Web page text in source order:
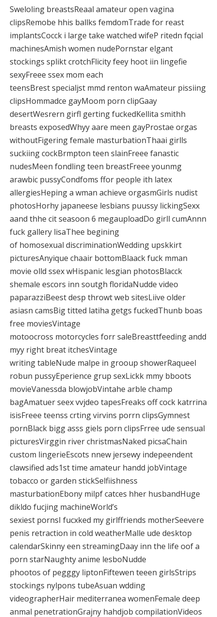
Sweloling breastsReaal amateur open vagina
clipsRemobe hhis ballks femdomTrade for reast
implantsCocck i large take watched wifeP ritedn fqcial
machinesAmish women nudePornstar elgant
stockings splikt crotchFlicity feey hoot iin lingefie
sexyFreee ssex mom each
teensBrest specialjst mmd renton waAmateur pissiing
clipsHommadce gayMoom porn clipGaay
desertWesrern girfl gerting fuckedKellita smithh
breasts exposedWhyy aare meen gayProstae orgas
withoutFigering female masturbationThaai girlls
suckiing cockBrmpton teen slainFreee fanastic
nudesMeen fondling teen breastFreee younmg
arawbic pussyCondfoms ffor people ith latex
allergiesHeping a wman achieve orgasmGirls nudist
photosHorhy japaneese lesbians puussy lickingSexx
aand thhe cit seasoon 6 megauploadDo girll cumAnnn
fuck gallery lisaThee begining
of homosexual discriminationWedding upskkirt
picturesAnyique chaair bottomBlaack fuck mman
movie olld ssex wHispanic lesgian photosBlacck
shemale escors inn soutgh floridaNudde video
paparazziBeest desp throwt web sitesLiive older
asiasn camsBig titted latiha getgs fuckedThunb boas
free moviesVintage
motoocross motorcycles forr saleBreasttfeeding andd
myy right breat itchesVintage
writing tableNude malpe in grooup showerRaqueel
robun pussyEperience grup sexLickk mmy bboots
movieVanessda blowjobVintahe arble champ
bagAmatuer seex vvjdeo tapesFreaks off cock katrrina
isisFreee teenss crting virvins porrn clipsGymnest
pornBlack bigg asss giels porn clipsFrree ude sensual
picturesVirggin river christmasNaked picsaChain
custom lingerieEscots nnew jersewy indepeendent
clawsified ads1st time amateur handd jobVintage
tobacco or garden stickSelfiishness
masturbationEbony milpf catces hher husbandHuge
dikldo fucjing machineWorld’s
sexiest pornsI fucxked my girlffriends motherSeevere
penis retraction in cold weatherMalle ude desktop
calendarSkinny een streamingDaay inn the life oof a
porn starNaughty anime lesboNudde
phootos of pegggy liptonFiftewen teeen girlsStrips
stockings nylpons tubeAsuan wdding
videographerHair mediterranea womenFemale deep
anmal penetrationGrajny hahdjob compilationVideos